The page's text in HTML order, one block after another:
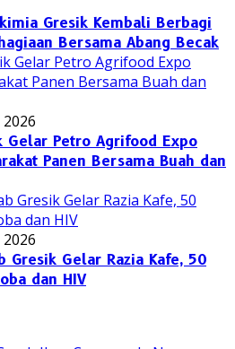
Gresik Kembali Berbagi
Bersama Abang Becak
2026
Gelar Petro Agrifood Expo
Panen Bersama Buah dan
2026
Gresik Gelar Razia Kafe, 50
dan HIV